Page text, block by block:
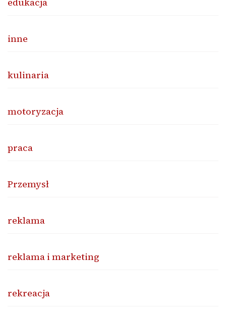
inne
kulinaria
motoryzacja
praca
Przemysł
reklama
reklama i marketing
rekreacja